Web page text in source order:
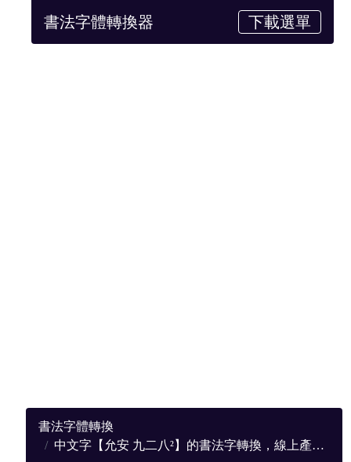
書法字體轉換器 下載選單
書法字體轉換
中文字【允安 九二八²】的書法字轉換，線上產生9種不同顏色的PNG書法字圖案下載